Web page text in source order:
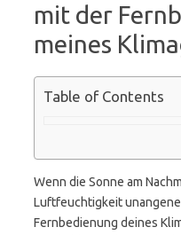
mit der
meines
Table of Contents
Wenn die Sonne am
Luftfeuchtigkeit
Fernbedienung deines